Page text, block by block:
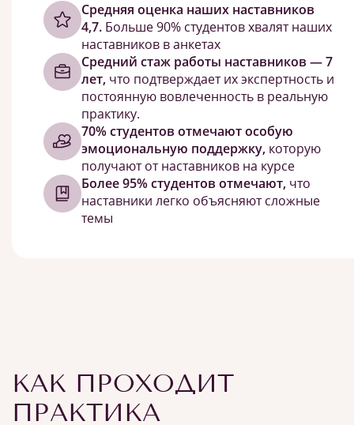
Cредняя оценка наших наставников
4,7. Больше 90% студентов хвалят наших
наставников в анкетах
Средний стаж работы наставников — 7
лет, что подтверждает их экспертность и
постоянную вовлеченность в реальную
практику.
70% студентов отмечают особую
эмоциональную поддержку, которую
получают от наставников на курсе
Более 95% студентов отмечают, что
наставники легко объясняют сложные
темы
КАК ПРОХОДИТ
ПРАКТИКА